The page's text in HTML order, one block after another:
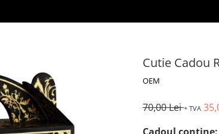
Cutie Cadou
OEM
70,00 Lei+ TVA